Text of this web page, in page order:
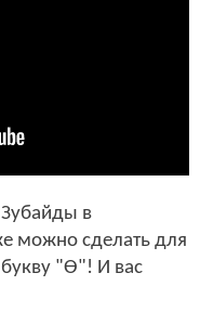
в
можно сделать для
букву "Ө"! И вас